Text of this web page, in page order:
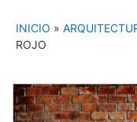
INICIO »
ROJO